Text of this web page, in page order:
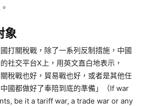
象
打關稅戰，除了一系列反制措施，中國
社交平台X上，用英文直白地表示，
關稅戰也好，貿易戰也好，或者是其他任
國都做好了奉陪到底的準備」（If war
be it a tariff war, a trade war or any